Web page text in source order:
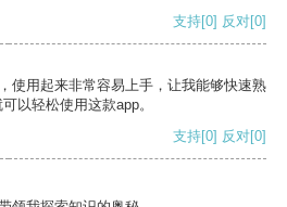
支持[0] 反对[0]
使用起来非常容易上手，让我能够快速熟
以轻松使用这款app。
支持[0] 反对[0]